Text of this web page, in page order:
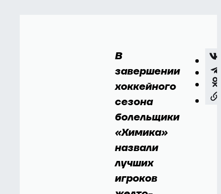
В
завершении
хоккейного
сезона
болельщики
«Химика»
назвали
лучших
игроков